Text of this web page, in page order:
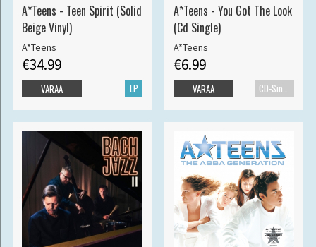
A*Teens - Teen Spirit (Solid
Beige Vinyl)
A*Teens
€34.99
LP
VARAA
A*Teens - You Got The Look
(Cd Single)
A*Teens
€6.99
VARAA